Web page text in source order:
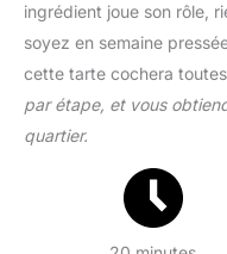
ingrédient joue son rôle,
soyez en semaine
cette tarte cochera
par étape, et vous
quartier.